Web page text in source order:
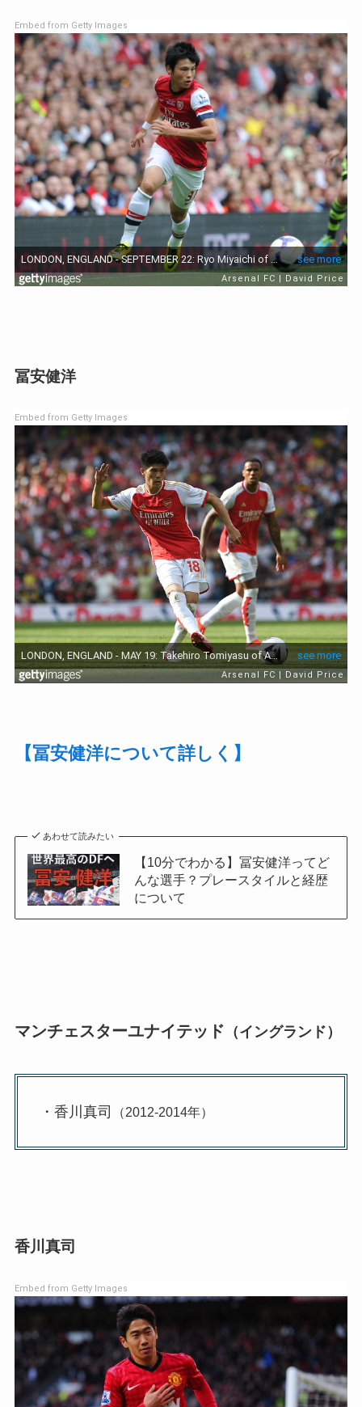
Embed from Getty Images
冨安健洋
Embed from Getty Images
【冨安健洋について詳しく】
あわせて読みたい
【10分でわかる】冨安健洋ってど
んな選手？プレースタイルと経歴
について
マンチェスターユナイテッド （イングランド）
・香川真司 （2012-2014年）
香川真司
Embed from Getty Images